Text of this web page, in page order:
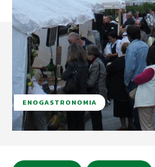
ENOGASTRONOMIA